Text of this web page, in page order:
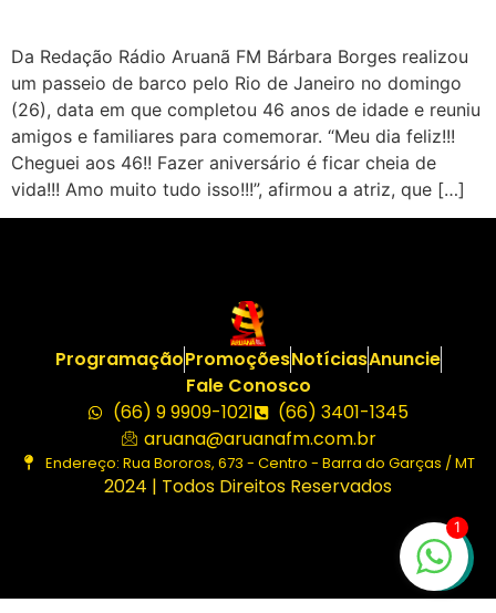
Da Redação Rádio Aruanã FM Bárbara Borges realizou
um passeio de barco pelo Rio de Janeiro no domingo
(26), data em que completou 46 anos de idade e reuniu
amigos e familiares para comemorar. “Meu dia feliz!!!
Cheguei aos 46!! Fazer aniversário é ficar cheia de
vida!!! Amo muito tudo isso!!!”, afirmou a atriz, que […]
ProgramaçãoPromoçõesNotíciasAnuncie
Fale Conosco
(66) 9 9909-1021
(66) 3401-1345
aruana@aruanafm.com.br
Endereço: Rua Bororos, 673 - Centro - Barra do Garças / MT
2024 | Todos Direitos Reservados
1